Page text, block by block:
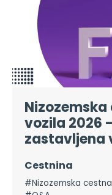
vozila 2026
zastavljena
Cestnina
#Nizozemska